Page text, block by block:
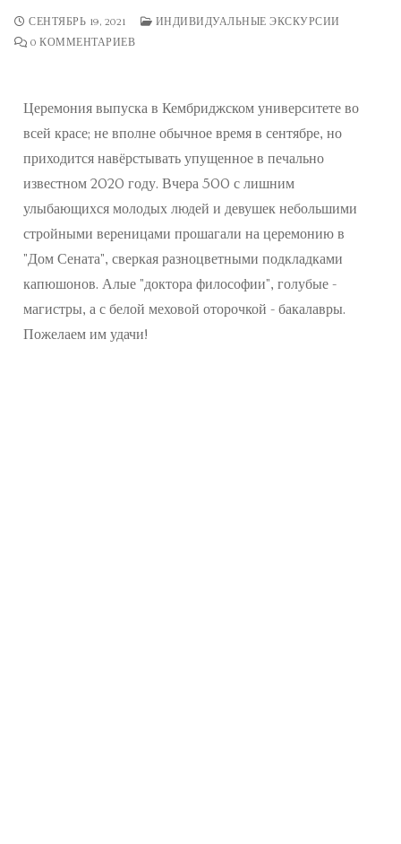
Экскурсии
Подпишитесь на новости об опеределённых
экскурсиях
Уроки математики
Уроки русского языка
Кембриджская летняя школа русского и украинского
языка
СЕНТЯБРЬ 19, 2021
ИНДИВИДУАЛЬНЫЕ ЭКСКУРСИИ
0 КОММЕНТАРИЕВ
Церемония выпуска в Кембриджском университете во
всей красе; не вполне обычное время в сентябре, но
приходится навёрстывать упущенное в печально
известном 2020 году. Вчера 500 с лишним
улыбающихся молодых людей и девушек небольшими
стройными вереницами прошагали на церемонию в
"Дом Сената", сверкая разноцветными подкладками
капюшонов. Алые "доктора философии", голубые -
магистры, а с белой меховой оторочкой - бакалавры.
Пожелаем им удачи!